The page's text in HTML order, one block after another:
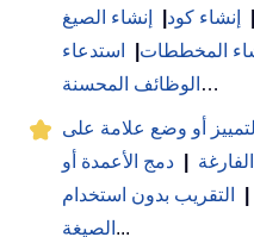
إنشاء كود
إنشاء الصيغ
المخططات
استدعاء
الوظائف المحسنة …
التمييز أو وضع علامة على
دمج الأعمدة أو
التقريب بدون استخدام
الصيغة ...